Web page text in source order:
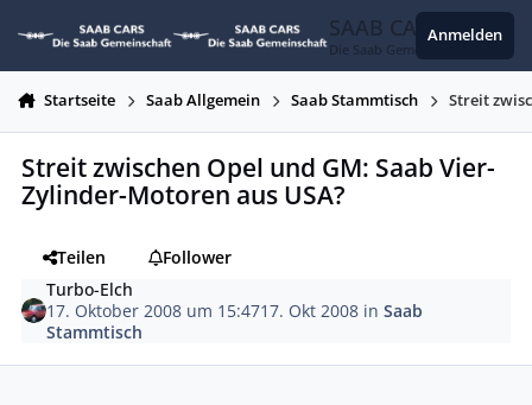
SAAB CARS
Die Saab Gemeinschaft
Anmelden
Startseite Saab Allgemein Saab Stammtisch Streit
Streit zwischen Opel und GM: Saab Vier-
Zylinder-Motoren aus USA?
Teilen
Follower
Turbo-Elch
17. Oktober 2008 um 15:4717. Okt 2008 inSaab
Stammtisch